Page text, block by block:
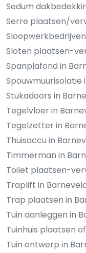
Sedum
Serre plaatsen/
Sloten plaatsen-
Spanplafond in
Spouwmuurisolatie
Stukadoors in
Tegelvloer in
Tegelzetter in
Thuisaccu in
Timmerman in
Toilet plaatsen-
Traplift in
Trap plaatsen in
Tuin aanleggen in
Tuinhuis plaatsen
Tuin ontwerp in